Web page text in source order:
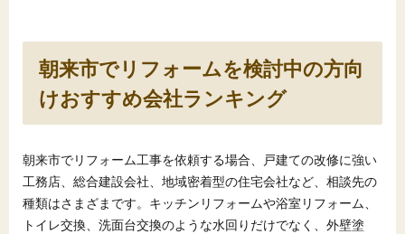
朝来市でリフォームを検討中の方向
けおすすめ会社ランキング
朝来市でリフォーム工事を依頼する場合、戸建ての改修に強い
工務店、総合建設会社、地域密着型の住宅会社など、相談先の
種類はさまざまです。キッチンリフォームや浴室リフォーム、
トイレ交換、洗面台交換のような水回りだけでなく、外壁塗